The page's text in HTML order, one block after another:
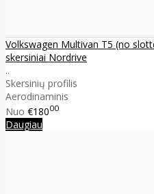
Volkswagen Multivan T5 (no
skersiniai Nordrive
..
Skersinių profilis
Aerodinaminis
Nuo €18000
Daugiau